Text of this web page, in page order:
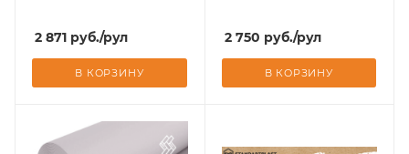
2 871 руб./рул
В КОРЗИНУ
2 750 руб./рул
В КОРЗИНУ